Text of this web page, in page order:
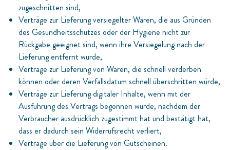
zugeschnitten sind,
Verträge zur Lieferung versiegelter Waren, die aus Gründen
des Gesundheitsschutzes oder der Hygiene nicht zur
Rückgabe geeignet sind, wenn ihre Versiegelung nach der
Lieferung entfernt wurde,
Verträge zur Lieferung von Waren, die schnell verderben
können oder deren Verfallsdatum schnell überschritten würde,
Verträge zur Lieferung digitaler Inhalte, wenn mit der
Ausführung des Vertrags begonnen wurde, nachdem der
Verbraucher ausdrücklich zugestimmt hat und bestätigt hat,
dass er dadurch sein Widerrufsrecht verliert,
Verträge über die Lieferung von Gutscheinen.